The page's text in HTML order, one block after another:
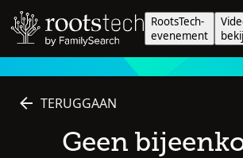
RootsTech-
evenement
TERUGGAAN
Geen